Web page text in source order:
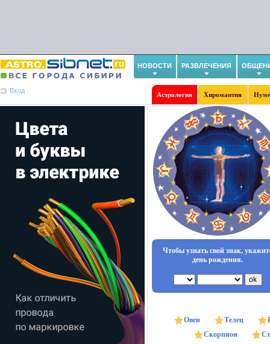
НОВОСТИ РАЗВЛЕЧЕНИЯ
Вход
Астрология Хиромантия
Чтобы узнать свой знак,
день рождения.
Овен Телец
Скорпион